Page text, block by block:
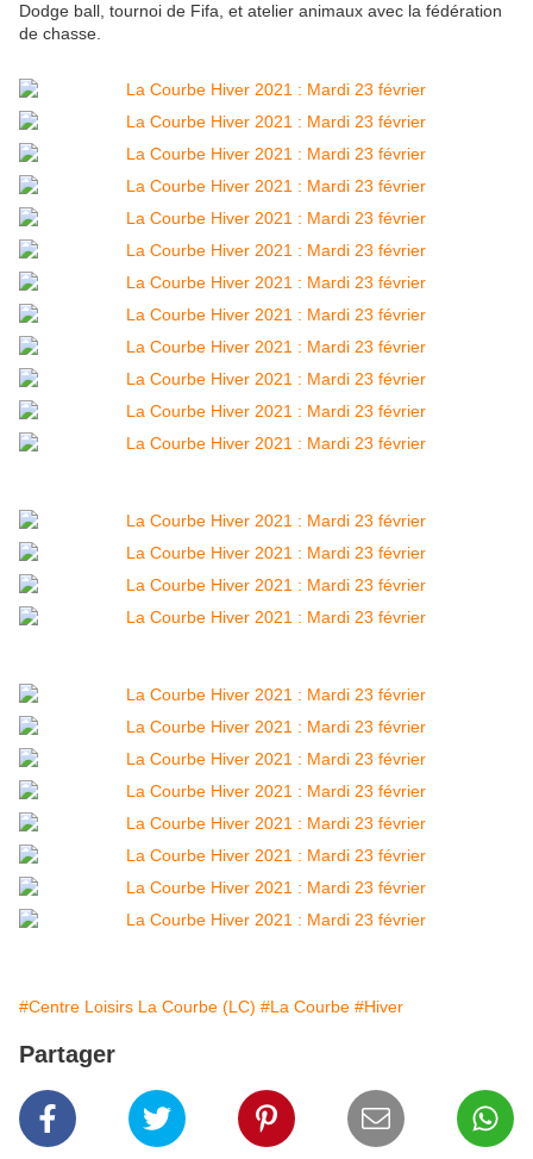
Dodge ball, tournoi de Fifa, et atelier animaux avec la fédération
de chasse.
#Centre Loisirs La Courbe (LC) #La Courbe #Hiver
Partager